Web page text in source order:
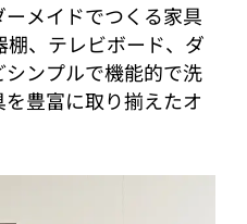
メイドでつくる家具
棚、テレビボード、ダ
ンプルで機能的で洗
豊富に取り揃えたオ